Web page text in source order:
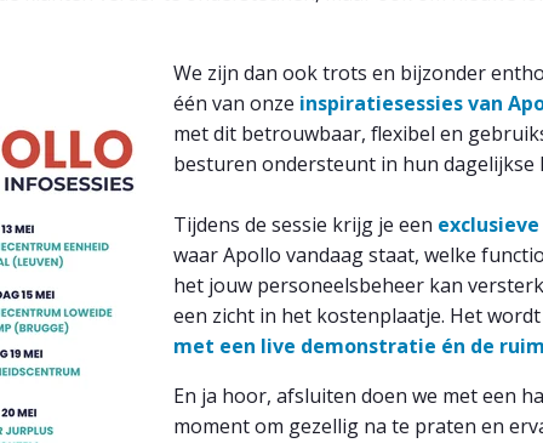
We zijn dan ooktrots en bijzonder
één van onze inspiratiesessies van
met dit betrouwbaar, flexibel en
besturen ondersteunt in hun dagelijkse
Tijdens de sessie krijg je een
waar Apollo vandaag staat, welke
het jouw personeelsbeheer kan
een zicht in het kostenplaatje. Het
met een live demonstratie én de
En ja hoor, afsluiten doen we met een
moment om gezellig na te praten en